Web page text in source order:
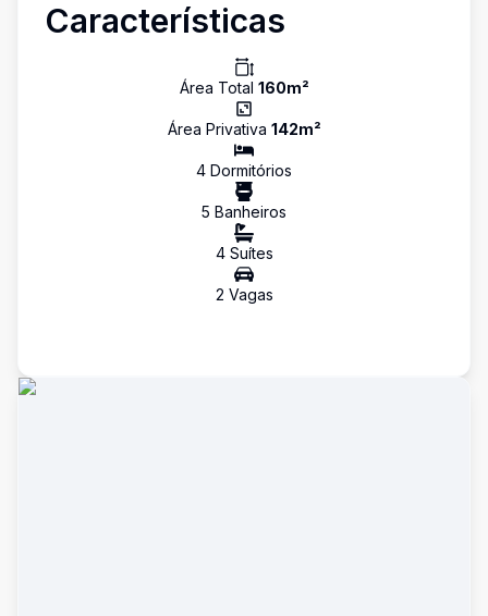
Características
Área Total 160m²
Área Privativa 142m²
4 Dormitórios
5 Banheiros
4Suítes
2 Vagas